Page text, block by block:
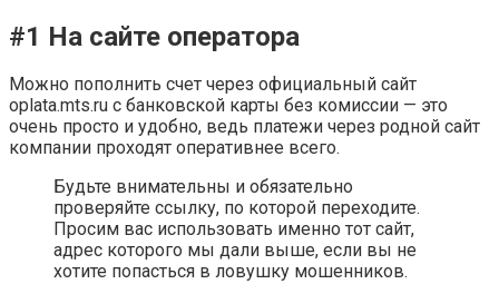
#1 На сайте оператора
Можно пополнить счет через официальный сайт
oplata.mts.ru с банковской карты без комиссии — это
очень просто и удобно, ведь платежи через родной сайт
компании проходят оперативнее всего.
Будьте внимательны и обязательно
проверяйте ссылку, по которой переходите.
Просим вас использовать именно тот сайт,
адрес которого мы дали выше, если вы не
хотите попасться в ловушку мошенников.